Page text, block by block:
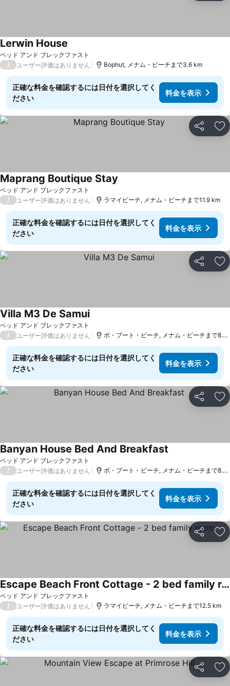
ベッド アンド ブレックファスト
Lerwin House
/ ユーザー評価はありません Bophut, メナム・ビーチまで3.6 km
正確な料金を確認するには日付を選択してく
ださい
料金を表示
シェア お
ベッド アンド ブレックファスト
Maprang Boutique Stay
/ ユーザー評価はありません ラマイビーチ, メナム・ビーチまで11.9 km
正確な料金を確認するには日付を選択してく
ださい
料金を表示
シェア お
ベッド アンド ブレックファスト
Villa M3 De Samui
/ ユーザー評価はありません ボ・プート・ビーチ, メナム・ビーチまで8.3 km
正確な料金を確認するには日付を選択してく
ださい
料金を表示
シェア お
ベッド アンド ブレックファスト
Banyan House Bed And Breakfast
/ ユーザー評価はありません ボ・プート・ビーチ, メナム・ビーチまで8.5 km
正確な料金を確認するには日付を選択してく
ださい
料金を表示
シェア お
ベッド アンド ブレックファスト
Escape Beach Front Cottage - 2 bed family room
/ ユーザー評価はありません ラマイビーチ, メナム・ビーチまで12.5 km
正確な料金を確認するには日付を選択してく
ださい
料金を表示
シェア お